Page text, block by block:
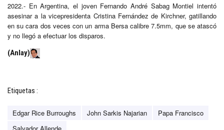
2022.- En Argentina, el joven Fernando André Sabag Montiel intentó
asesinar a la vicepresidenta Cristina Fernández de Kirchner, gatillando
en su cara dos veces con un arma Bersa calibre 7.5mm, que se atascó
y no llegó a efectuar los disparos.
(Anlay)
Etiquetas :
Edgar Rice Burroughs John Sarkis Najarian
Papa Francisco